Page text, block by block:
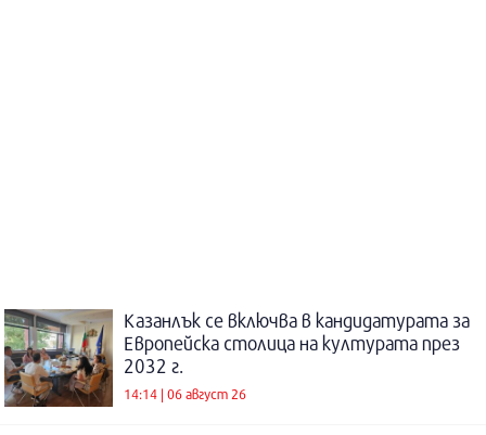
Казанлък се включва в кандидатурата за
Европейска столица на културата през
2032 г.
14:14 | 06 август 26